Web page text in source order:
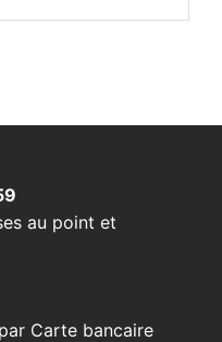
au point et
Carte bancaire